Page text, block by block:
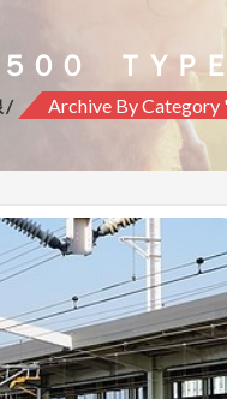
００ ＴＹＰ
Archive By